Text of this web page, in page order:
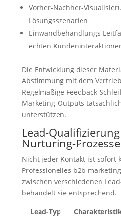
Vorher-Nachher-
Lösungsszenarien
Einwandbehandlungs-
echten
Die Entwicklung dieser
Abstimmung mit dem
Regelmäßige Feedback-
Marketing-Outputs
unterstützen.
Lead-
Nurturing-Prozesse
Nicht jeder Kontakt ist sofort
Professionelles b2b
zwischen verschiedenen
behandelt sie entsprechend.
Lead-Typ
Charakteristik